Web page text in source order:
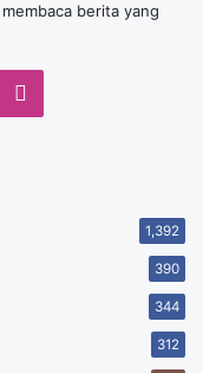
berita yang
1,392
390
344
312